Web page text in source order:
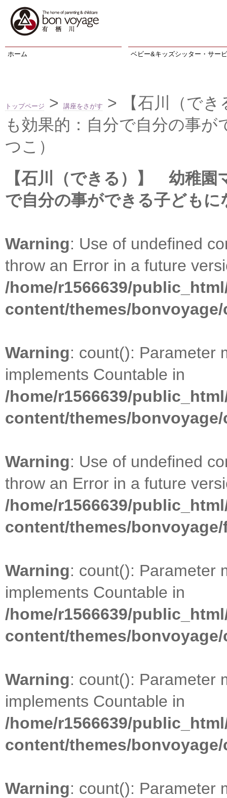
ホーム ベビー&キッズシッター・サー
トップページ > 講座をさがす
> 【石川（で
も効果的：自分で自分の事
つこ）
【石川（できる）】 幼稚園
で自分の事ができる子ども
Warning: Use of undefined
throw an Error in a future
/home/r1566639/
content/themes/
Warning: count(): Parameter
implements Countable in
/home/r1566639/
content/themes/
Warning: Use of undefined
throw an Error in a future
/home/r1566639/
content/themes/
Warning: count(): Parameter
implements Countable in
/home/r1566639/
content/themes/
Warning: count(): Parameter
implements Countable in
/home/r1566639/
content/themes/
Warning: count(): Parameter